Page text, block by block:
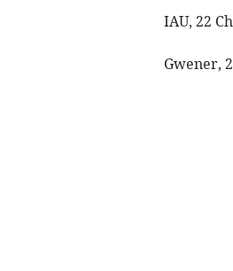
IAU, 22
Gwener,